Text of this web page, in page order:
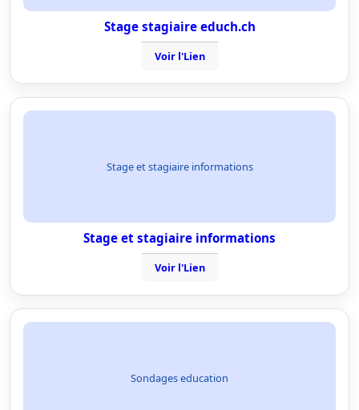
Stage stagiaire educh.ch
Voir l'Lien
Stage et stagiaire informations
Stage et stagiaire informations
Voir l'Lien
Sondages education